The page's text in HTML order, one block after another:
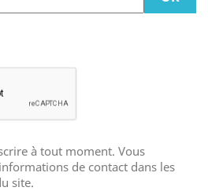
à tout moment. Vous
de contact dans les
site.